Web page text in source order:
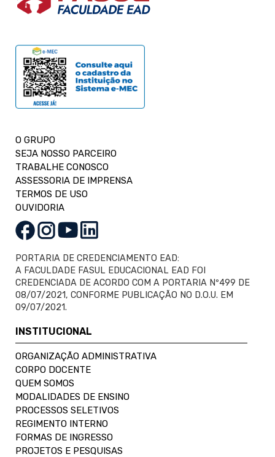
O GRUPO
SEJA NOSSO PARCEIRO
TRABALHE CONOSCO
ASSESSORIA DE IMPRENSA
TERMOS DE USO
OUVIDORIA
PORTARIA DE CREDENCIAMENTO EAD:
A FACULDADE FASUL EDUCACIONAL EAD FOI
CREDENCIADA DE ACORDO COM A PORTARIA Nº499 DE
08/07/2021, CONFORME PUBLICAÇÃO NO D.O.U. EM
09/07/2021.
INSTITUCIONAL
ORGANIZAÇÃO ADMINISTRATIVA
CORPO DOCENTE
QUEM SOMOS
MODALIDADES DE ENSINO
PROCESSOS SELETIVOS
REGIMENTO INTERNO
FORMAS DE INGRESSO
PROJETOS E PESQUISAS